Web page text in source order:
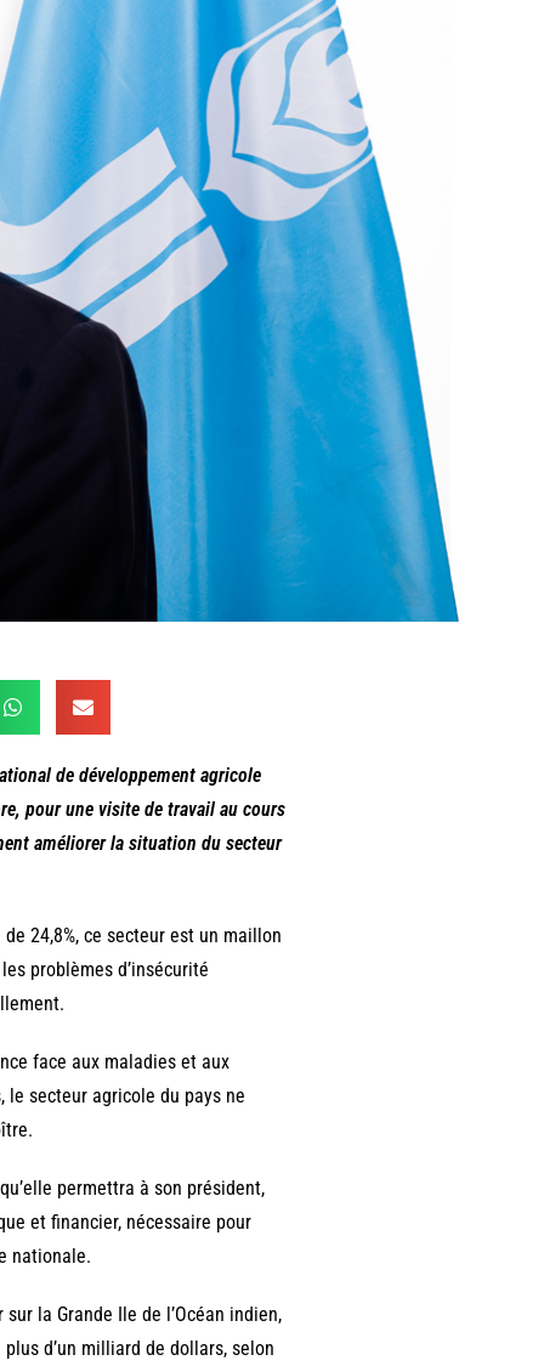
de développement agricole
pour une visite de travail au cours
améliorer la situation du secteur
24,8%, ce secteur est un maillon
problèmes d’insécurité
face aux maladies et aux
secteur agricole du pays ne
permettra à son président,
et financier, nécessaire pour
nationale.
la Grande Ile de l’Océan indien,
d’un milliard de dollars, selon